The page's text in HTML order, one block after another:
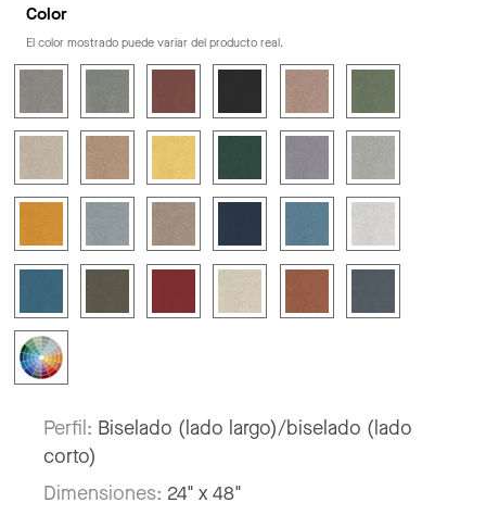
Color
El color mostrado puede variar del producto real.
Perfil: Biselado (lado largo)/biselado (lado
corto)
Dimensiones: 24" x 48"